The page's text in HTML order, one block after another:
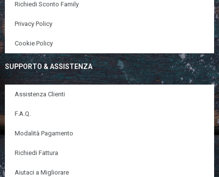
Richiedi Sconto Family
Privacy Policy
Cookie Policy
SUPPORTO & ASSISTENZA
Assistenza Clienti
F.A.Q.
Modalità Pagamento
Richiedi Fattura
Aiutaci a Migliorare